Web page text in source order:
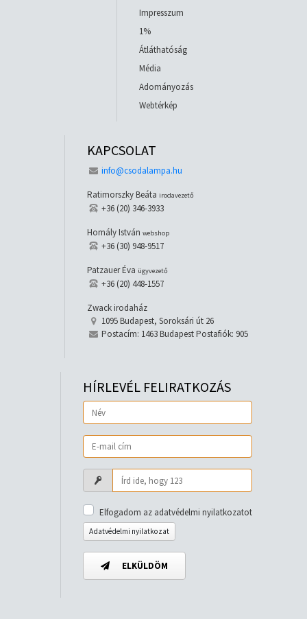
Impresszum
1%
Átláthatóság
Média
Adományozás
Webtérkép
KAPCSOLAT
info@csodalampa.hu
Ratimorszky Beáta irodavezető
+36 (20) 346-3933
Homály István webshop
+36 (30) 948-9517
Patzauer Éva ügyvezető
+36 (20) 448-1557
Zwack irodaház
1095 Budapest, Soroksári út 26
Postacím: 1463 Budapest Postafiók: 905
HÍRLEVÉL FELIRATKOZÁS
Elfogadom az adatvédelmi nyilatkozatot
Adatvédelmi nyilatkozat
ELKÜLDÖM